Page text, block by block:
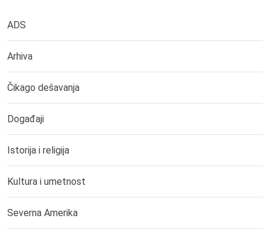
ADS
Arhiva
Čikago dešavanja
Događaji
Istorija i religija
Kultura i umetnost
Severna Amerika